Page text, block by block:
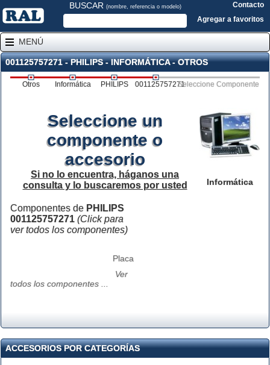
BUSCAR (nombre, referencia o modelo)
Contacto
Agregar a favoritos
MENÚ
001125757271 - PHILIPS - INFORMÁTICA - OTROS
Otros Informática PHILIPS 001125757271Seleccione Componente
Informática
Seleccione un
componente o
accesorio
Si no lo encuentra, háganos una
consulta y lo buscaremos por usted
Componentes de PHILIPS
001125757271 (Click para
ver todos los componentes)
Placa
Ver
todos los componentes ...
ACCESORIOS POR CATEGORÍAS